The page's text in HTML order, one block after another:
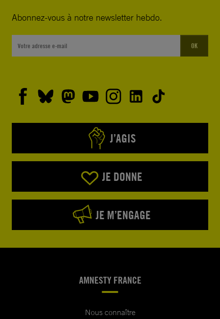
Abonnez-vous à notre newsletter hebdo.
OK
J’AGIS
JE DONNE
JE M’ENGAGE
AMNESTY FRANCE
Nous connaître